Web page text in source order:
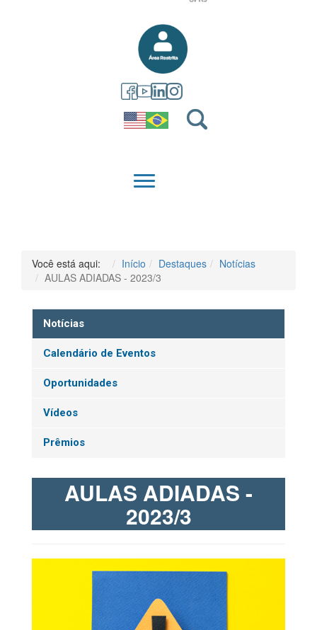
QUEM SOMOS
Você está aqui: Início Destaques
Notícias
AULAS ADIADAS - 2023/3
Notícias
Calendário de Eventos
Oportunidades
Vídeos
Prêmios
AULAS ADIADAS -
2023/3